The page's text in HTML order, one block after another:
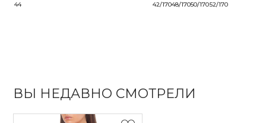
44 42/17048/17050/17052/170
ВЫ НЕДАВНО СМОТРЕЛИ